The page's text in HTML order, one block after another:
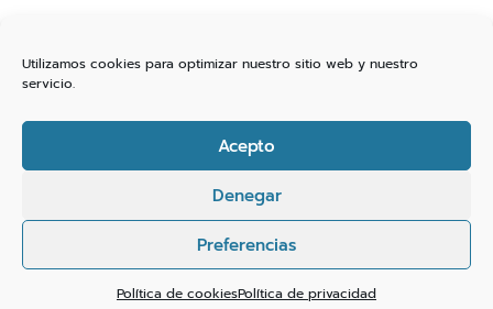
Utilizamos cookies para optimizar nuestro sitio web y nuestro
servicio.
Acepto
Denegar
Preferencias
Política de cookiesPolítica de privacidad
Español